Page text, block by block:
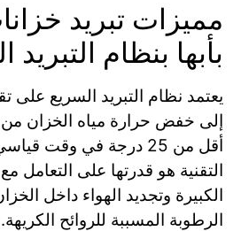
مميزات تبريد
بأبها بنظام التبريد
يعتمد نظام التبريد السريع على
أقل من 25 درجة في وقت
التقنية هو قدرتها على التعامل
الكبيرة وتجديد الهواء داخل
الرطوبة المسببة للروائح الكريهة.